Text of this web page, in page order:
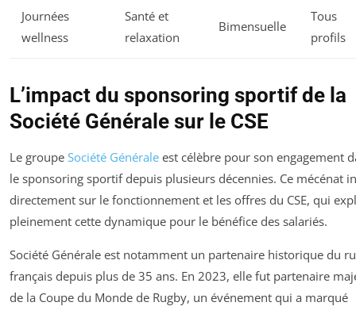
Journées
wellness
Santé et
relaxation
Bimensuelle
Tous
profils
L’impact du sponsoring sportif de la
Société Générale sur le CSE
Le groupe Société Générale est célèbre pour son engagement
le sponsoring sportif depuis plusieurs décennies. Ce mécénat
directement sur le fonctionnement et les offres du CSE, qui
pleinement cette dynamique pour le bénéfice des salariés.
Société Générale est notamment un partenaire historique du
français depuis plus de 35 ans. En 2023, elle fut partenaire
de la Coupe du Monde de Rugby, un événement qui a marqué